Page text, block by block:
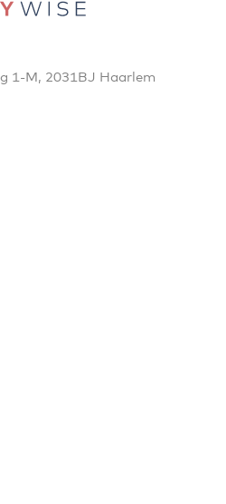
1-M, 2031BJ Haarlem